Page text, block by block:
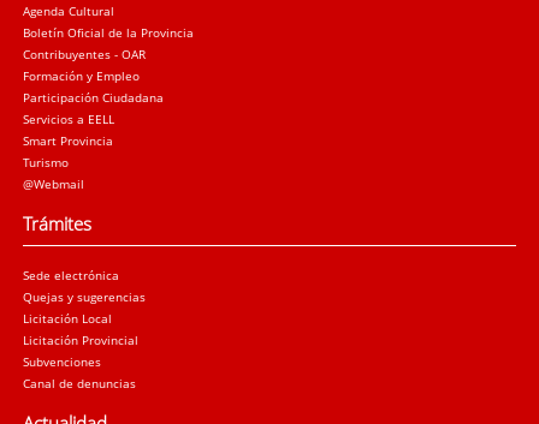
Agenda Cultural
Boletín Oficial de la Provincia
Contribuyentes - OAR
Formación y Empleo
Participación Ciudadana
Servicios a EELL
Smart Provincia
Turismo
@Webmail
Trámites
Sede electrónica
Quejas y sugerencias
Licitación Local
Licitación Provincial
Subvenciones
Canal de denuncias